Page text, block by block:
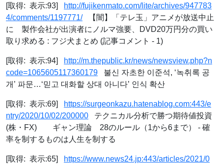
[取得: 表示:93]
http://fujikenmato.com/lite/archives/947783
4/comments/1197771/【闇】「テレ玉」アニメが放送中止
に 製作会社が出演者にノルマ強要、DVD20万円分の買い
取り求める : フジ犬まとめ (記事コメント - 1)
[取得: 表示:94]
http://m.thepublic.kr/news/newsview.php?n
code=1065605117360179 불신 자초한 이준석, ‘녹취록 공
개’ 파문…‘믿고 대화할 상대 아니다’ 인식 확산
[取得: 表示:69]
https://surgeonkazu.hatenablog.com:443/e
ntry/2020/10/02/200000 テクニカル分析で勝つ期待値投資
(株・FX) ギャン理論 28のルール（1から6まで） - 確
率を制するものは人生を制する
[取得: 表示:65]
https://www.news24.jp:443/articles/2021/0